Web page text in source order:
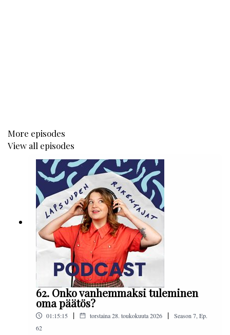
jakso julkaistaan joka kuun viimeinen maanantai.
More episodes
View all episodes
62. Onko vanhemmaksi tuleminen
oma päätös?
01:15:15 | torstaina 28. toukokuuta 2026 | Season 7 Ep.
62